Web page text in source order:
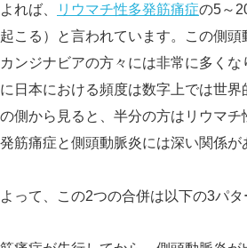
れば、 リウマチ性多発筋痛症の5～
こる）と言われています。この側
ンジナビアの方々には非常に多くな
日本における頻度は数字上では世
側から見ると、半分の方はリウマ
筋痛症と側頭動脈炎には深い関係が
って、この2つの合併は以下の3パ